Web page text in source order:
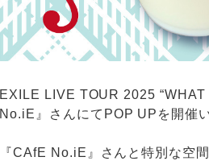
EXILE LIVE TOUR 2025
No.iE』さんにてPOP UPを開催
『CAfE No.iE』さんと特別な空